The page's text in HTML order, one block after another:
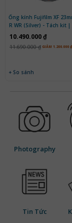
Ống kính Fujifilm XF
R WR (Silver) - Tách kit |
hãng
10.490.000 ₫
11.690.000 ₫ GIẢM 1.200.000 ₫
+ So sánh
Photography
Tin Tức